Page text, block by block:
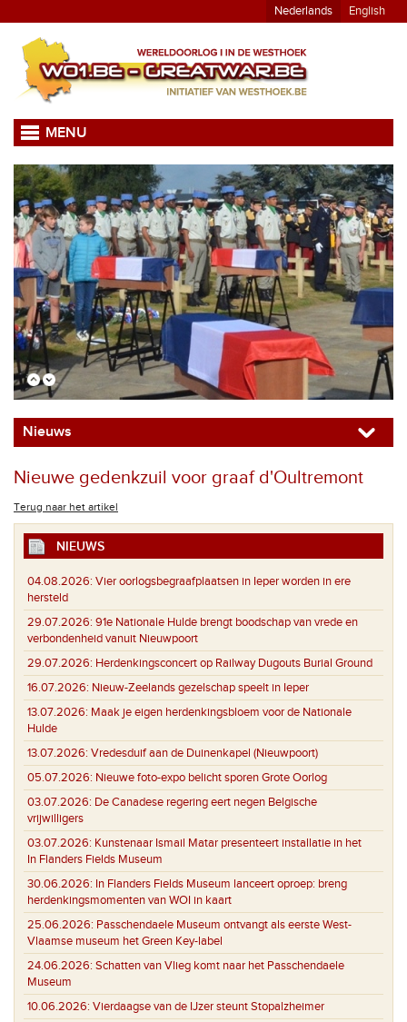
Nederlands English
MENU
Nieuws
Nieuwe gedenkzuil voor graaf d'Oultremont
Terug naar het artikel
NIEUWS
04.08.2026: Vier oorlogsbegraafplaatsen in Ieper worden in ere
hersteld
29.07.2026: 91e Nationale Hulde brengt boodschap van vrede en
verbondenheid vanuit Nieuwpoort
29.07.2026: Herdenkingsconcert op Railway Dugouts Burial Ground
16.07.2026: Nieuw-Zeelands gezelschap speelt in Ieper
13.07.2026: Maak je eigen herdenkingsbloem voor de Nationale
Hulde
13.07.2026: Vredesduif aan de Duinenkapel (Nieuwpoort)
05.07.2026: Nieuwe foto-expo belicht sporen Grote Oorlog
03.07.2026: De Canadese regering eert negen Belgische
vrijwilligers
03.07.2026: Kunstenaar Ismail Matar presenteert installatie in het
In Flanders Fields Museum
30.06.2026: In Flanders Fields Museum lanceert oproep: breng
herdenkingsmomenten van WOI in kaart
25.06.2026: Passchendaele Museum ontvangt als eerste West-
Vlaamse museum het Green Key-label
24.06.2026: Schatten van Vlieg komt naar het Passchendaele
Museum
10.06.2026: Vierdaagse van de IJzer steunt Stopalzheimer